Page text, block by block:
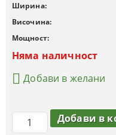
Ширина:
Височина:
Мощност:
Няма наличност
Добави в желани